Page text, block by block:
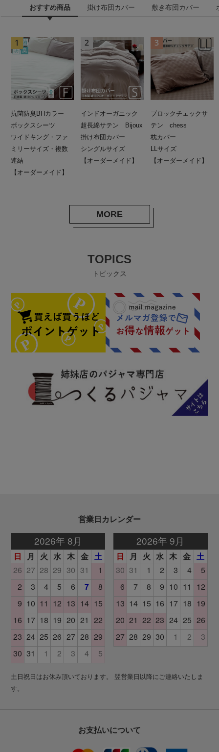
おすすめ商品 掛け布団カバー 敷き布団カバー
抗菌防臭BHカラー
ボックスシーツ
ワイドキング・ファ
ミリーサイズ・複数
連結
【オーダーメイド】
インドオーガニック
超長綿サテン Bijoux
掛け布団カバー
シングルサイズ
【オーダーメイド】
ブロックチェックサ
テン chess
枕カバー
LLサイズ
【オーダーメイド】
MORE
TOPICS
トピックス
営業日カレンダー
土日祝日はお休み頂いております。 翌営業日以降にご連絡いたしま
す。
お支払いについて